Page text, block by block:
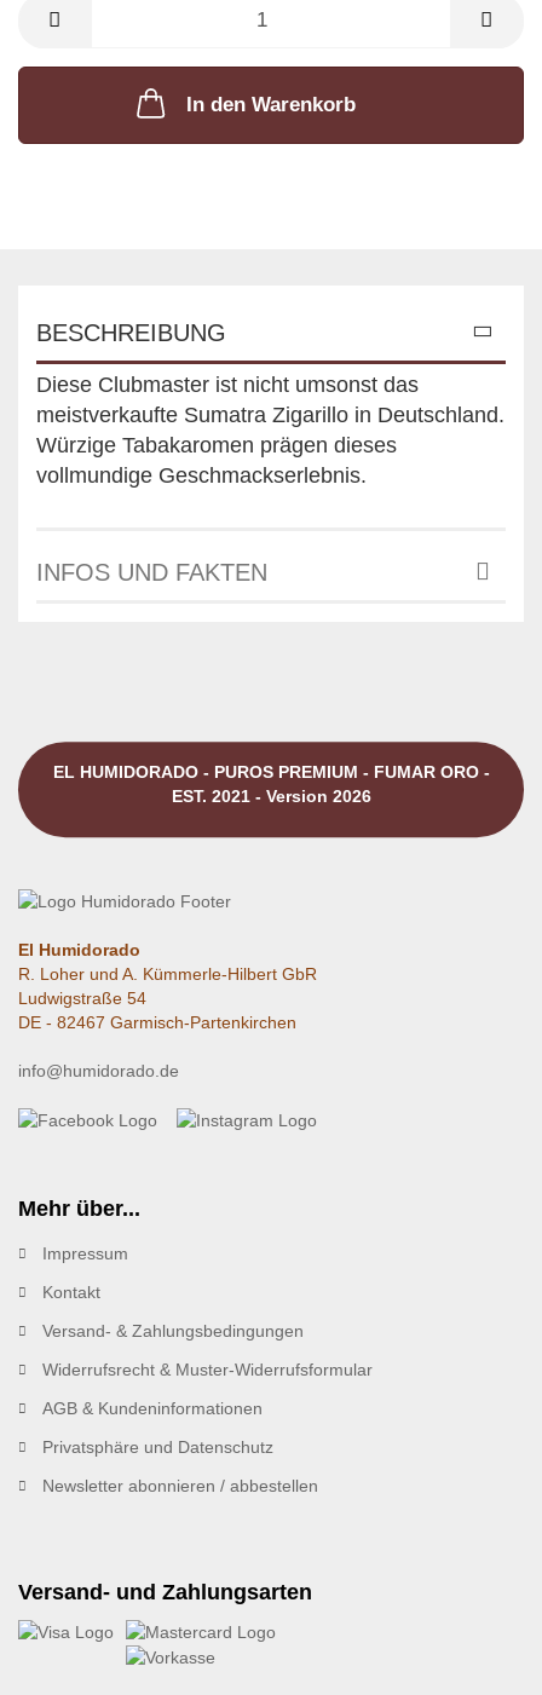
Packung
In den Warenkorb
BESCHREIBUNG
Diese Clubmaster ist nicht umsonst das
meistverkaufte Sumatra Zigarillo in Deutschland.
Würzige Tabakaromen prägen dieses
vollmundige Geschmackserlebnis.
INFOS UND FAKTEN
EL HUMIDORADO - PUROS PREMIUM - FUMAR ORO -
EST. 2021 - Version 2026
El Humidorado
R. Loher und A. Kümmerle-Hilbert GbR
Ludwigstraße 54
DE - 82467 Garmisch-Partenkirchen
info@humidorado.de
Mehr über...
Impressum
Kontakt
Versand- & Zahlungsbedingungen
Widerrufsrecht & Muster-Widerrufsformular
AGB & Kundeninformationen
Privatsphäre und Datenschutz
Newsletter abonnieren / abbestellen
Versand- und Zahlungsarten